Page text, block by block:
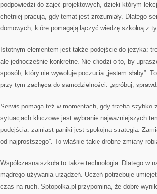
podpowiedzi do zajęć projektowych, dzięki którym
chętniej pracują, gdy temat jest zrozumiały. Dlatego
domowych, które pomagają łączyć wiedzę szkolną z
Istotnym elementem jest także podejście do języka:
ale jednocześnie konkretne. Nie chodzi o to, by
sposób, który nie wywołuje poczucia „jestem słaby”.
przy tym zachęca do samodzielności: „spróbuj,
Serwis pomaga też w momentach, gdy trzeba szybko
sytuacjach kluczowe jest wybranie najważniejszych
podejścia: zamiast paniki jest spokojna strategia.
od najprostszego”. To właśnie takie drobne zmiany
Współczesna szkoła to także technologia. Dlatego w
mądrego używania urządzeń. Uczeń potrzebuje
czas na ruch. Sptopolka.pl przypomina, że dobre